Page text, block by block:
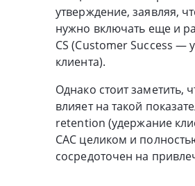
утверждение, заявляя,
нужно включать еще и
CS (Customer Success —
клиента).
Однако стоит заметить,
влияет на такой
retention (удержание
CAC целиком и
сосредоточен на